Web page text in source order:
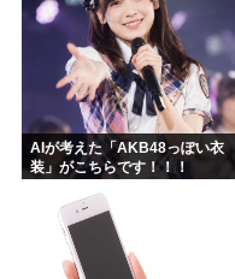
AIが考えた「AKB48っぽい衣
装」がこちらです！！！